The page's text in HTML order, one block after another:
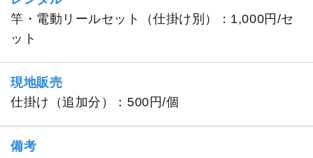
竿・電動リールセット（仕掛け別）：1,000円/セ
ット
現地販売
仕掛け（追加分）：500円/個
備考